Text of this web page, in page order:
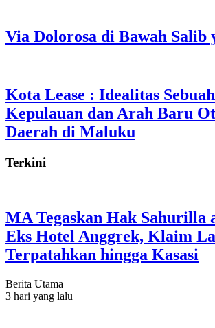
Via Dolorosa di Bawah Salib
Kota Lease : Idealitas
Kepulauan dan Arah Baru
Daerah di Maluku
Terkini
MA Tegaskan Hak Sahurilla
Eks Hotel Anggrek, Klaim
Terpatahkan hingga Kasasi
Berita Utama
3 hari yang lalu